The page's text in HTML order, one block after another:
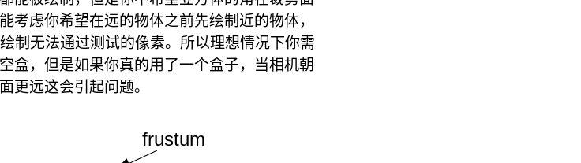
考虑你希望在远的物体之前先绘制近的物体，
制无法通过测试的像素。所以理想情况下你需
盒，但是如果你真的用了一个盒子，当相机朝
更远这会引起问题。